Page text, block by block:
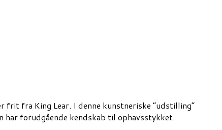
fra King Lear. I denne kunstneriske ”udstilling”
har forudgående kendskab til ophavsstykket.